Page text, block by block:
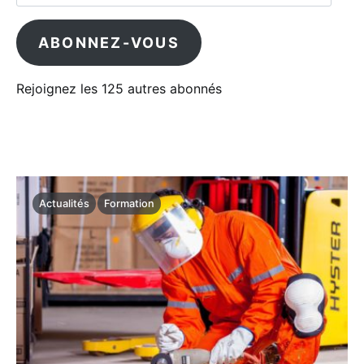
ABONNEZ-VOUS
Rejoignez les 125 autres abonnés
Actualités Formation